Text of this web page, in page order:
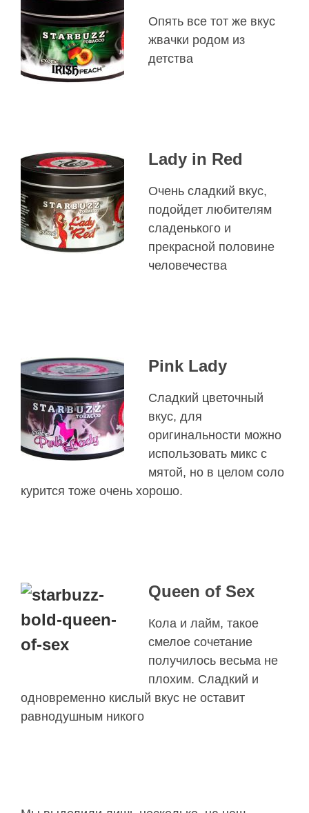
Опять все тот же вкус
жвачки родом из
детства
Lady in Red
Очень сладкий вкус,
подойдет любителям
сладенького и
прекрасной половине
человечества
Pink Lady
Сладкий цветочный
вкус, для
оригинальности можно
использовать микс с
мятой, но в целом соло
курится тоже очень хорошо.
Queen of Sex
Кола и лайм, такое
смелое сочетание
получилось весьма не
плохим. Сладкий и
одновременно кислый вкус не оставит
равнодушным никого